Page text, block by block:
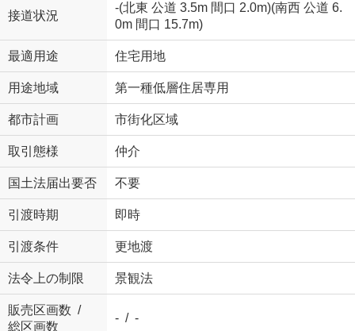
接道状況
-(北東 公道 3.5m 間口 2.0m)(南西 公道 6.
0m 間口 15.7m)
最適用途 住宅用地
用途地域 第一種低層住居専用
都市計画 市街化区域
取引態様 仲介
国土法届出要否 不要
引渡時期 即時
引渡条件 更地渡
法令上の制限 景観法
販売区画数 /
総区画数
- / -